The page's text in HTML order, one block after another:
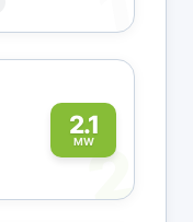
2.1
MW2